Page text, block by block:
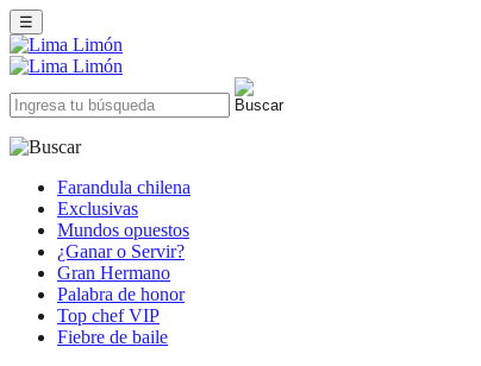
☰
Farandula chilena
Exclusivas
Mundos opuestos
¿Ganar o Servir?
Gran Hermano
Palabra de honor
Top chef VIP
Fiebre de baile